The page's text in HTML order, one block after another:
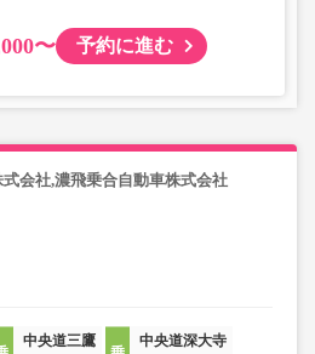
〜 予約に進む
会社,濃飛乗合自動車株式会社
中央道三鷹
中央道深大寺